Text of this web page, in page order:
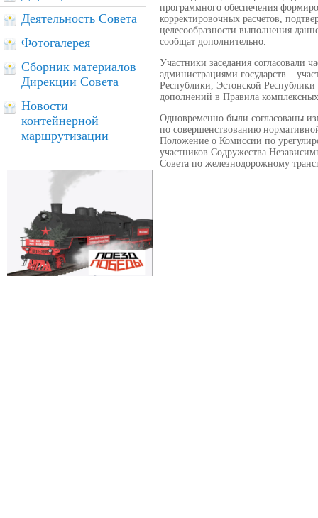
Деятельность Совета
Фотогалерея
Сборник материалов
Дирекции Совета
Новости
контейнерной
маршрутизации
программного обеспечения
корректировочных расчетов,
целесообразности выполнения
сообщат дополнительно.
Участники заседания согласовали
администрациями государств –
Республики, Эстонской
дополнений в Правила комплексных
Одновременно были согласованы
по совершенствованию
Положение о Комиссии по
участников Содружества
Совета по железнодорожному